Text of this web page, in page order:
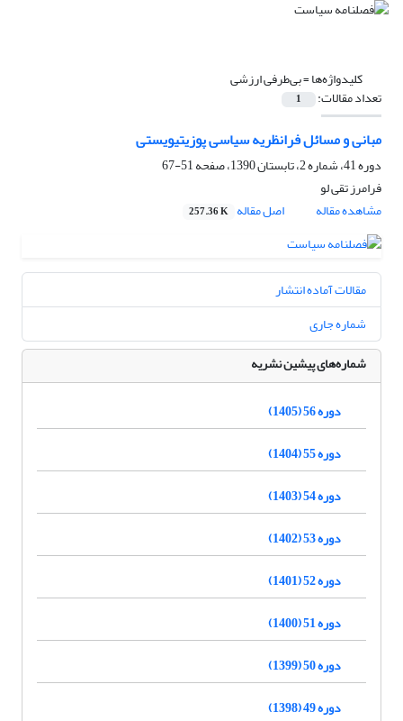
کلیدواژه‌ها =بی‌طرفی ارزشی
تعداد مقالات: 1
مبانی و مسائل فرانظریه سیاسی پوزیتیویستی
دوره 41، شماره 2، تابستان 1390، صفحه
51-67
فرامرز تقی لو
مشاهده مقاله
اصل مقاله 257.36 K
مقالات آماده انتشار
شماره جاری
شماره‌های پیشین نشریه
دوره 56 (1405)
دوره 55 (1404)
دوره 54 (1403)
دوره 53 (1402)
دوره 52 (1401)
دوره 51 (1400)
دوره 50 (1399)
دوره 49 (1398)